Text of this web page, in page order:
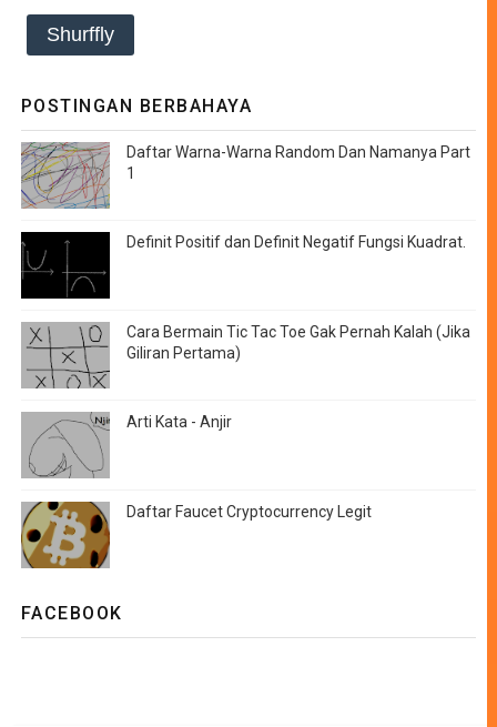
Shurffly
POSTINGAN BERBAHAYA
Daftar Warna-Warna Random Dan Namanya Part
1
Definit Positif dan Definit Negatif Fungsi Kuadrat.
Cara Bermain Tic Tac Toe Gak Pernah Kalah (Jika
Giliran Pertama)
Arti Kata - Anjir
Daftar Faucet Cryptocurrency Legit
FACEBOOK